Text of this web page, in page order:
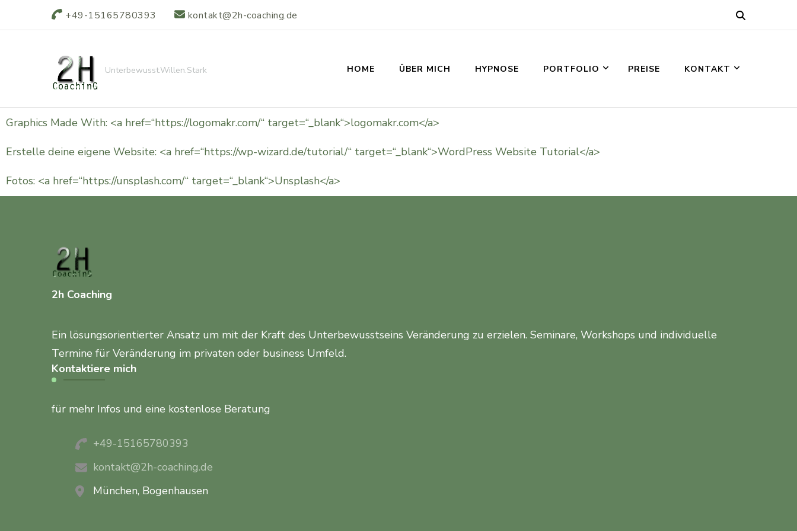
+49-15165780393 kontakt@2h-coaching.de
Unterbewusst.Willen.Stark HOME ÜBER MICH HYPNOSE PORTFOLIO PREISE KONTAKT
Graphics Made With: <a href=“https://logomakr.com/“ target=“_blank“>logomakr.com</a>
Erstelle deine eigene Website: <a href=“https://wp-wizard.de/tutorial/“ target=“_blank“>WordPress Website Tutorial</a>
Fotos: <a href=“https://unsplash.com/“ target=“_blank“>Unsplash</a>
2h Coaching
Ein lösungsorientierter Ansatz um mit der Kraft des Unterbewusstseins Veränderung zu erzielen. Seminare, Workshops und individuelle
Termine für Veränderung im privaten oder business Umfeld.
Kontaktiere mich
für mehr Infos und eine kostenlose Beratung
+49-15165780393
kontakt@2h-coaching.de
München, Bogenhausen